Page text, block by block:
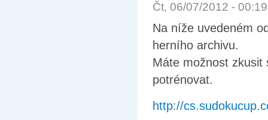
Čt, 06/07/2012 -
Na níže uvedeném
herního archivu.
Máte možnost zkusit
potrénovat.
http://